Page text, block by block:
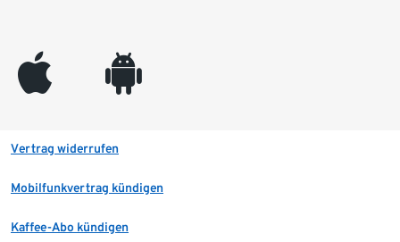
appleinc android
Vertrag widerrufen
Mobilfunkvertrag kündigen
Kaffee-Abo kündigen